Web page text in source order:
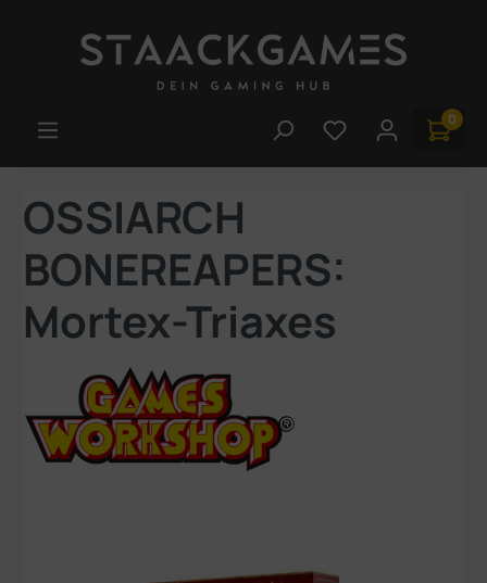
Du hast 0 0
OSSIARCH
BONEREAPERS:
Mortex-Triaxes